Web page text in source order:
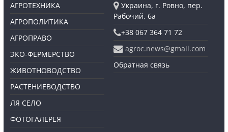
АГРОТЕХНИКА
АГРОПОЛИТИКА
АГРОПРАВО
ЭКО-ФЕРМЕРСТВО
ЖИВОТНОВОДСТВО
РАСТЕНИЕВОДСТВО
ЛЯ СЕЛО
ФОТОГАЛЕРЕЯ
Украина, г. Ровно, пер.
Рабочий, 6а
+38 067 364 71 72
agroc.news@gmail.com
Обратная связь